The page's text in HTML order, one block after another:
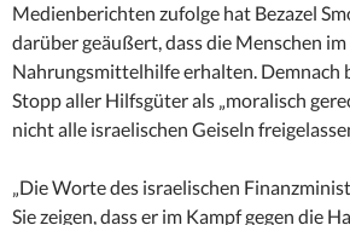
Medienberichten zufolge hat Bezazel
darüber geäußert, dass die Menschen
Nahrungsmittelhilfe erhalten. Demnach
Stopp aller Hilfsgüter als „moralisch
nicht alle israelischen Geiseln
„Die Worte des israelischen
Sie zeigen, dass er im Kampf gegen die